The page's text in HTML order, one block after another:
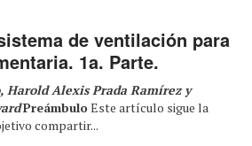
de ventilación para
1a. Parte.
Harold Alexis Prada Ramírez y
PreámbuloEste artículo sigue la
compartir...